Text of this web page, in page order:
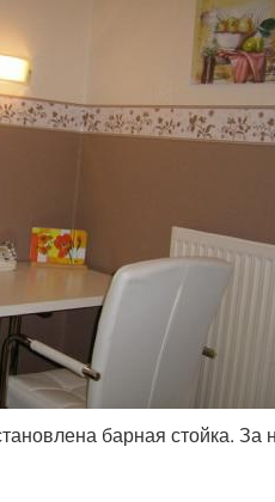
барная стойка. За